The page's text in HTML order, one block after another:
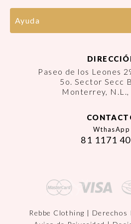
Ayuda
Paseo de los Leones
5o. Sector Secc
Monterrey, N.L.,
WthasApp
81 1171
Rebbe Clothing | Derechos